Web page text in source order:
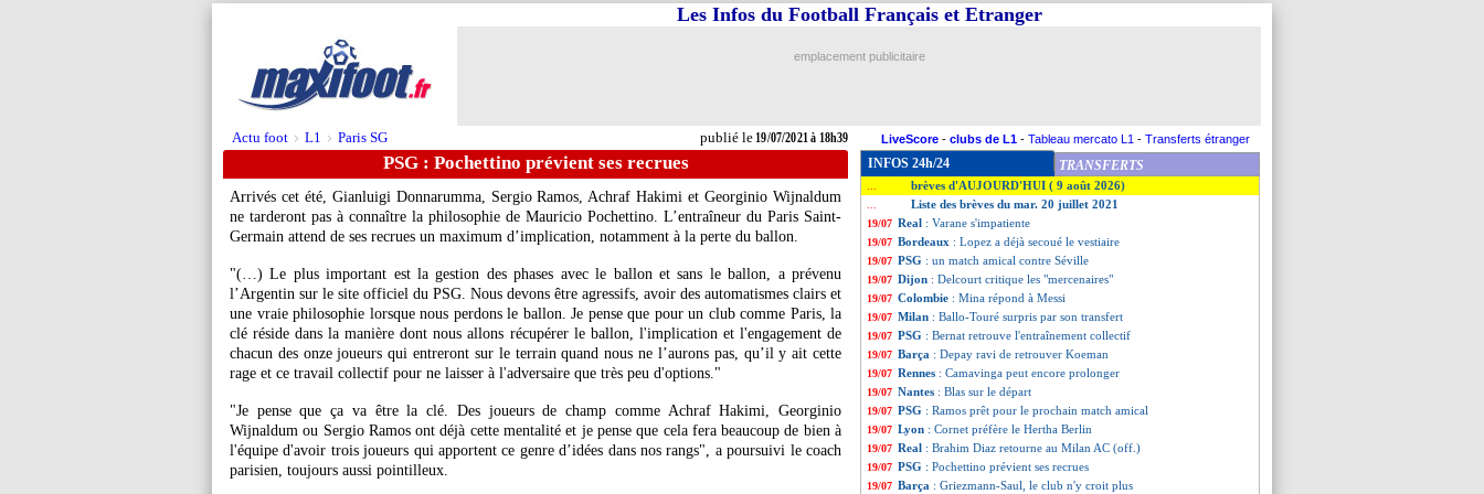
Actu foot > L1 > Paris SG publié le19/07/2021 à 18h39
Les Infos du Football Français et Etranger
emplacement publicitaire
LiveScore - clubs de L1 - Tableau mercato L1 - Transferts étranger
PSG : Pochettino prévient ses recrues
Arrivés cet été, Gianluigi Donnarumma, Sergio Ramos, Achraf Hakimi et Georginio Wijnaldum
ne tarderont pas à connaître la philosophie de Mauricio Pochettino. L’entraîneur du Paris Saint-
Germain attend de ses recrues un maximum d’implication, notamment à la perte du ballon.
"(…) Le plus important est la gestion des phases avec le ballon et sans le ballon, a prévenu
l’Argentin sur le site officiel du PSG. Nous devons être agressifs, avoir des automatismes clairs et
une vraie philosophie lorsque nous perdons le ballon. Je pense que pour un club comme Paris, la
clé réside dans la manière dont nous allons récupérer le ballon, l'implication et l'engagement de
chacun des onze joueurs qui entreront sur le terrain quand nous ne l’aurons pas, qu’il y ait cette
rage et ce travail collectif pour ne laisser à l'adversaire que très peu d'options."
"Je pense que ça va être la clé. Des joueurs de champ comme Achraf Hakimi, Georginio
Wijnaldum ou Sergio Ramos ont déjà cette mentalité et je pense que cela fera beaucoup de bien à
l'équipe d'avoir trois joueurs qui apportent ce genre d’idées dans nos rangs", a poursuivi le coach
parisien, toujours aussi pointilleux.
INFOS 24h/24 TRANSFERTS
brèves d'AUJOURD'HUI ( 9 août 2026)
Liste des brèves du mar. 20 juillet 2021
19/07 Real : Varane s'impatiente
19/07 Bordeaux : Lopez a déjà secoué le vestiaire
19/07 PSG : un match amical contre Séville
19/07 Dijon : Delcourt critique les "mercenaires"
19/07 Colombie : Mina répond à Messi
19/07 Milan : Ballo-Touré surpris par son transfert
19/07 PSG : Bernat retrouve l'entraînement collectif
19/07 Barça : Depay ravi de retrouver Koeman
19/07 Rennes : Camavinga peut encore prolonger
19/07 Nantes : Blas sur le départ
19/07 PSG : Ramos prêt pour le prochain match amical
19/07 Lyon : Cornet préfère le Hertha Berlin
19/07 Real : Brahim Diaz retourne au Milan AC (off.)
19/07 PSG : Pochettino prévient ses recrues
19/07 Barça : Griezmann-Saul, le club n'y croit plus